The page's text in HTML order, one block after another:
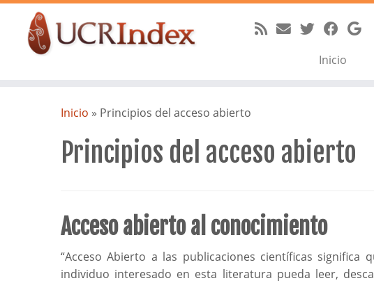
Inicio
Inicio » Principios del acceso abierto
Principios del acceso abierto
Acceso abierto al conocimiento
“Acceso Abierto a las publicaciones científicas significa
individuo interesado en esta literatura pueda leer,